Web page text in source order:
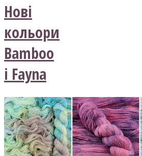
Нові
кольори
Bamboo
і Fayna